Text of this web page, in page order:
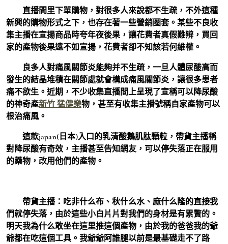
直播間里下單購物，對很多人來說都不生疏，不外這種
新興的購物形式之下，也存在著一些營銷圈套。某些不良收
集主播在宣揚商品時夸年夜後果，讓花費者真假難辨，買回
家的產物後果遠不如宣揚，花費者卻不知該若何維權。
良多人對痛風關節炎能夠并不生疏，一旦人體尿酸高而
發生的結晶堆積在關節處就會構成痛風關節炎，讓很多患者
痛不欲生。近期，不少收集直播間上呈現了宣稱可以降尿酸
的神奇產新竹 猛健樂物，甚至有收集主播號稱自家產物可以
根治痛風。
這款japan(日本)入口的乳清酸鵝肌肽顆粒，帶貨主播稱
對降尿酸有奇效，主播甚至告知網友，可以停失落正在服用
的藥物，改用他們的產物。
帶貨主播：吃非什么布、秋什么水、麻什么隆的直接我
們就停失落，由於這些小白片片對我們的身材是有累贅的。
明天我為什么敢坐在這里推這個產物，由於我的爸爸我的爺
爺都在吃這個工具。我爺爺阿誰腿以前是最基礎走不了路